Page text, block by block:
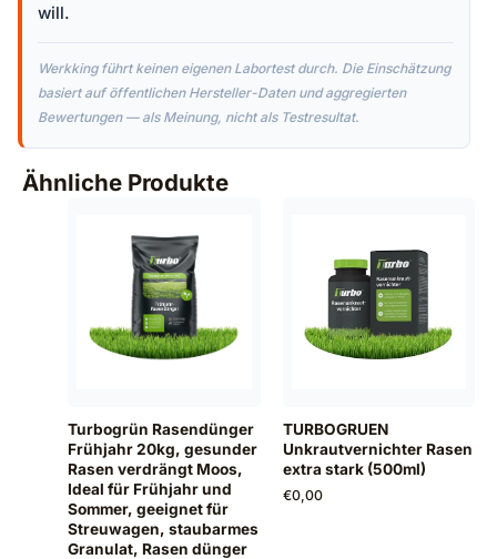
will.
Werkking führt keinen eigenen Labortest durch. Die Einschätzung
basiert auf öffentlichen Hersteller-Daten und aggregierten
Bewertungen — als Meinung, nicht als Testresultat.
Ähnliche Produkte
Turbogrün Rasendünger
Frühjahr 20kg, gesunder
Rasen verdrängt Moos,
Ideal für Frühjahr und
Sommer, geeignet für
Streuwagen, staubarmes
Granulat, Rasen dünger
TURBOGRUEN
Unkrautvernichter Rasen
extra stark (500ml)
€0,00